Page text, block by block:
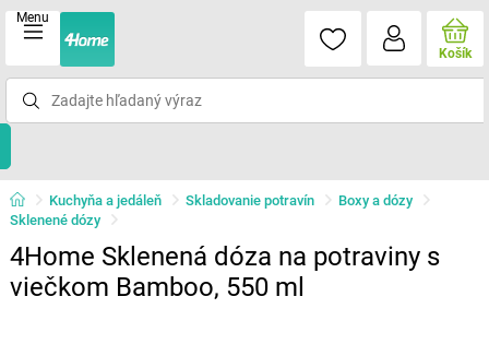
Menu
Košík
Kuchyňa a jedáleň Skladovanie potravín
Boxy a dózy
Sklenené dózy
4Home Sklenená dóza na potraviny s
viečkom Bamboo, 550 ml